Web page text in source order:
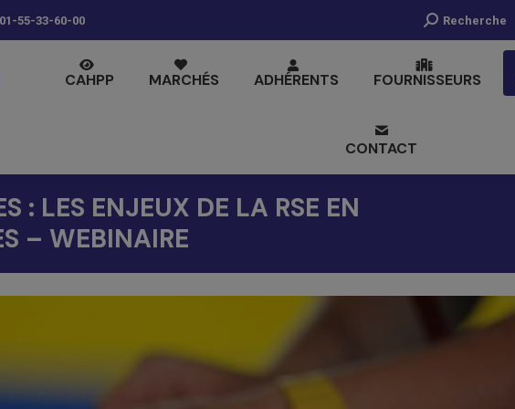
01-55-33-60-00
Recherche
Recherche
CAHPP MARCHÉS ADHÉRENTS FOURNISSEURS
CONTACT
: LES ENJEUX DE LA RSE EN
– WEBINAIRE